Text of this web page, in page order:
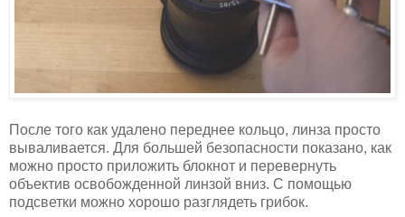
После того как удалено переднее кольцо, линза просто
вываливается. Для большей безопасности показано, как
можно просто приложить блокнот и перевернуть
объектив освобожденной линзой вниз. С помощью
подсветки можно хорошо разглядеть грибок.